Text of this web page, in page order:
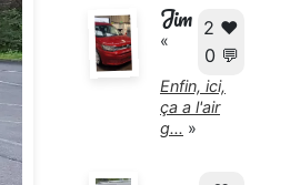
2 ❤️
0 💬
Jim
«
Enfin, ici,
ça a l'air
g... »